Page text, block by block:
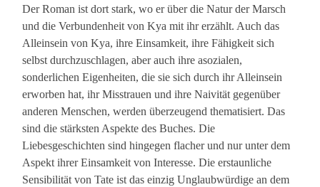
Der Roman ist dort stark, wo er über die Natur der Marsch
und die Verbundenheit von Kya mit ihr erzählt. Auch das
Alleinsein von Kya, ihre Einsamkeit, ihre Fähigkeit sich
selbst durchzuschlagen, aber auch ihre asozialen,
sonderlichen Eigenheiten, die sie sich durch ihr Alleinsein
erworben hat, ihr Misstrauen und ihre Naivität gegenüber
anderen Menschen, werden überzeugend thematisiert. Das
sind die stärksten Aspekte des Buches. Die
Liebesgeschichten sind hingegen flacher und nur unter dem
Aspekt ihrer Einsamkeit von Interesse. Die erstaunliche
Sensibilität von Tate ist das einzig Unglaubwürdige an dem